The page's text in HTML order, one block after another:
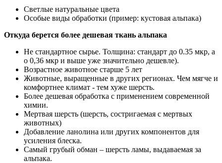
Светлые натуральные цвета
Особые виды обработки (пример: кустовая альпака)
Откуда берется более дешевая ткань альпака
Не стандартное сырье. Толщина: стандарт до 0.35 мкр, а
о 0,36 мкр и выше уже значительно дешевле).
Возрастное животное старше 5 лет
Животные, выращенные в других регионах. Чем мягче и
комфортнее климат - тем хуже шерсть.
Более дешевая обработка с применением современной
химии.
Мертвая шерсть (шерсть, состригаемая с мертвых
животных)
Добавление ланолина или других компонентов для
усиления блеска.
Самый грубый обман – шерсть ламы, выдаваемая за
альпака.